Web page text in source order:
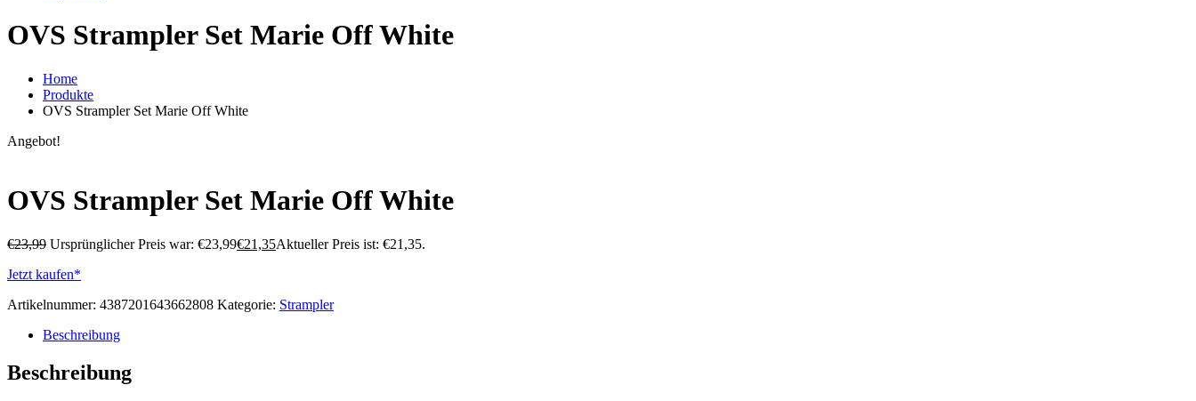
OVS Strampler Set Marie Off White
Home
Produkte
OVS Strampler Set Marie Off White
Angebot!
OVS Strampler Set Marie Off White
€23,99 Ursprünglicher Preis war: €23,99€21,35Aktueller Preis ist: €21,35.
Jetzt kaufen*
Artikelnummer: 4387201643662808 Kategorie: Strampler
Beschreibung
Beschreibung